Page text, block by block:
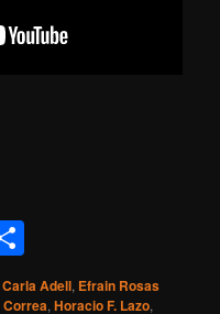
Carla Adell, Efrain Rosas
Correa,Horacio F. Lazo,